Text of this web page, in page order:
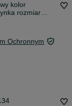
kolor
rozmiar
Ochronnym